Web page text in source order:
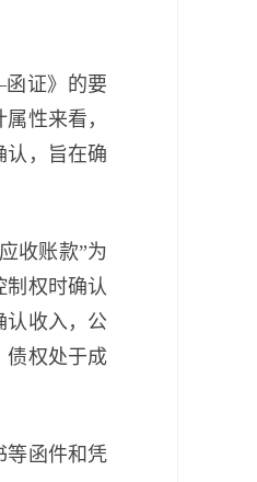
证》的要
性来看，
，旨在确
收账款”为
权时确认
认收入，公
债权处于成
等函件和凭